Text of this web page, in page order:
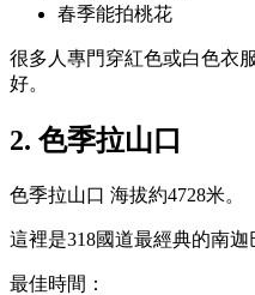
春季能拍桃花
很多人專門穿紅色或白色衣
好。
2. 色季拉山口
色季拉山口 海拔約4728米。
這裡是318國道最經典的南迦
最佳時間：